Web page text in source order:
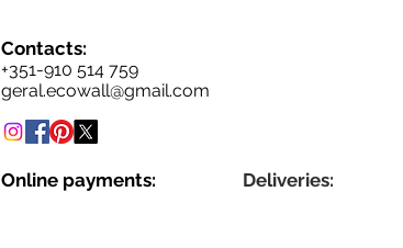
Contacts:
+351-910 514 759
geral.ecowall@gmail.com
Online payments: Deliveries: